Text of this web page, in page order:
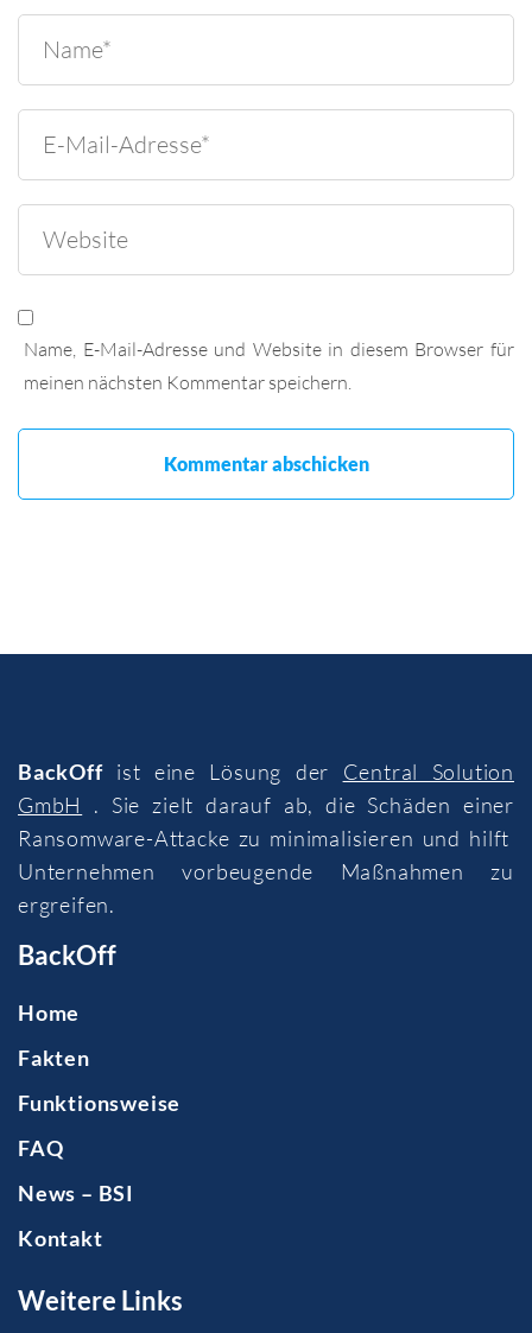
Name, E-Mail-Adresse und Website in diesem Browser für
meinen nächsten Kommentar speichern.
BackOffist eine Lösung der Central Solution
GmbH
. Sie zielt darauf ab, die Schäden einer
Ransomware-Attacke zu minimalisieren und hilft
Unternehmen vorbeugende Maßnahmen zu
ergreifen.
BackOff
Home
Fakten
Funktionsweise
FAQ
News – BSI
Kontakt
Weitere Links